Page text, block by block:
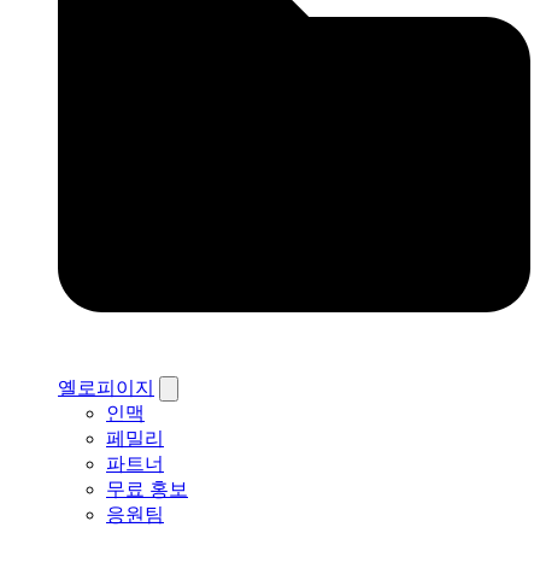
옐로피이지
인맥
페밀리
파트너
무료 홍보
응원팀